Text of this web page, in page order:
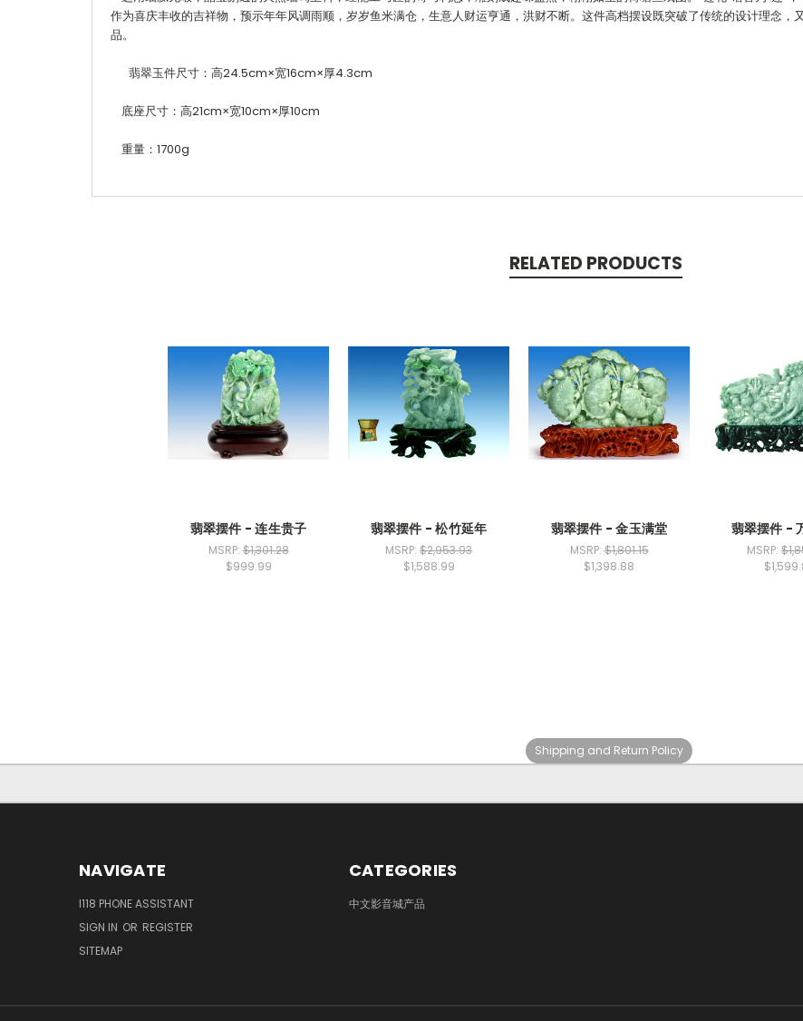
作为喜庆丰收的吉祥物，预示年年风调雨顺，岁岁鱼米满仓，生意人财运亨通，洪财不断。这件高档摆设既突破了传统的设计理念
品。
翡翠玉件尺寸：高24.5cm×宽16cm×厚4.3cm
底座尺寸：高21cm×宽10cm×厚10cm
重量：1700g
RELATED PRODUCTS
翡翠摆件 - 连生贵子
MSRP:$1,301.28
$999.99
翡翠摆件 - 松竹延年
MSRP: $2,953.93
$1,588.99
翡翠摆件 - 金玉满堂
MSRP:$1,801.15
$1,398.88
翡翠摆件 -
MSRP:
Shipping and Return Policy
NAVIGATE
I118 PHONE ASSISTANT
SIGN IN OR REGISTER
SITEMAP
CATEGORIES
中文影音城产品